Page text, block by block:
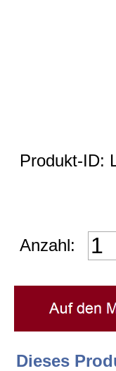
Impressum
Produkt-ID:
Anzahl:
Dieses